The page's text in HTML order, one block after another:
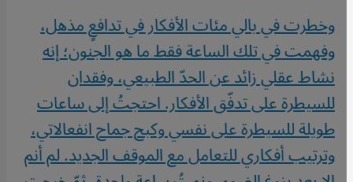
وخطرت في بالي مئات الأفكار في تدافعٍ مذهل،
وفهمت في تلك الساعة فقط ما هو الجنون؛ إنه
نشاط عقلي زائد عن الحدّ الطبيعي، وفقدان
للسيطرة على تدفّق الأفكار. احتجتُ إلى ساعات
طويلة للسيطرة على نفسي وكبح جماح انفعالاتي،
وترتيب أفكاري للتعامل مع الموقف الجديد. لم أنم